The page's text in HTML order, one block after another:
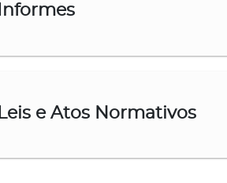
Informes
Leis e Atos Normativos